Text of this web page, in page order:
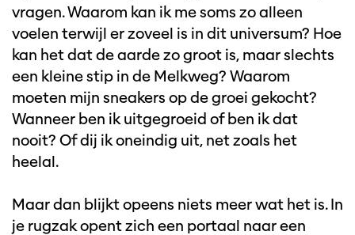
vragen. Waarom kan ik me soms zo alleen
voelen terwijl er zoveel is in dit universum? Hoe
kan het dat de aarde zo groot is, maar slechts
een kleine stip in de Melkweg? Waarom
moeten mijn sneakers op de groei gekocht?
Wanneer ben ik uitgegroeid of ben ik dat
nooit? Of dij ik oneindig uit, net zoals het
heelal.
Maar dan blijkt opeens niets meer wat het is. In
je rugzak opent zich een portaal naar een